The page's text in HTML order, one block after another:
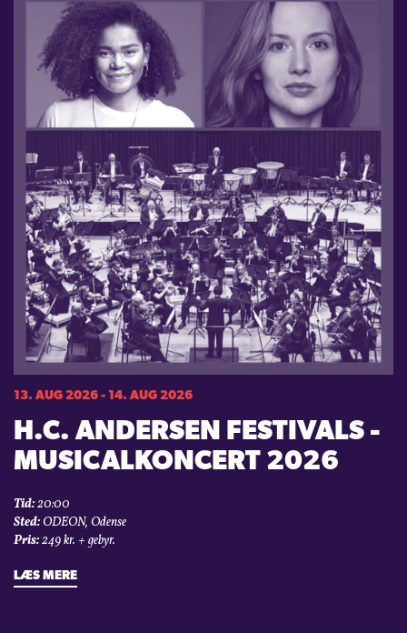
13. AUG 2026 - 14. AUG 2026
H.C. ANDERSEN FESTIVALS -
MUSICALKONCERT 2026
Tid:20:00
Sted:ODEON, Odense
Pris:249 kr. + gebyr.
LÆS MERE